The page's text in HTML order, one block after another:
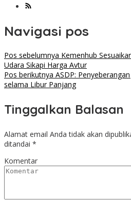
Navigasi pos
Pos sebelumnya Kemenhub
Udara Sikapi Harga Avtur
Pos berikutnya ASDP:
selama Libur Panjang
Tinggalkan Balasan
Alamat email Anda tidak akan
ditandai *
Komentar